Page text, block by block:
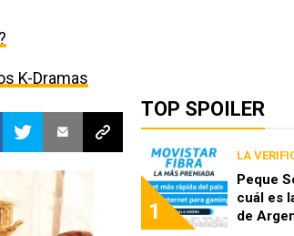
K-Dramas
TOP SPOILER
1
LA
Peque
cuál es
de